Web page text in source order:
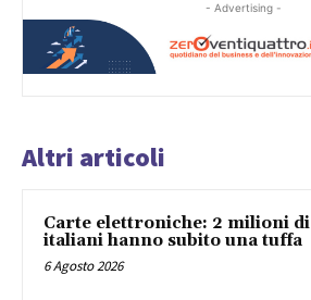
- Advertising -
Altri articoli
Carte elettroniche: 2 milioni di
italiani hanno subito una tuffa
6 Agosto 2026